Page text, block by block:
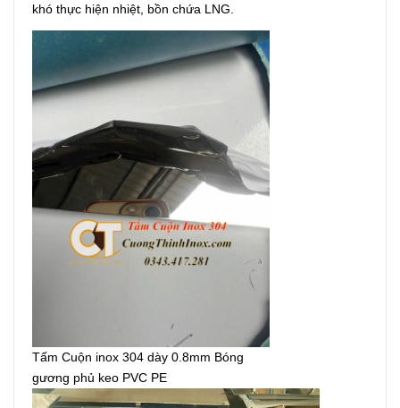
khó thực hiện nhiệt, bồn chứa LNG.
Tấm Cuộn inox 304 dày 0.8mm Bóng
gương phủ keo PVC PE